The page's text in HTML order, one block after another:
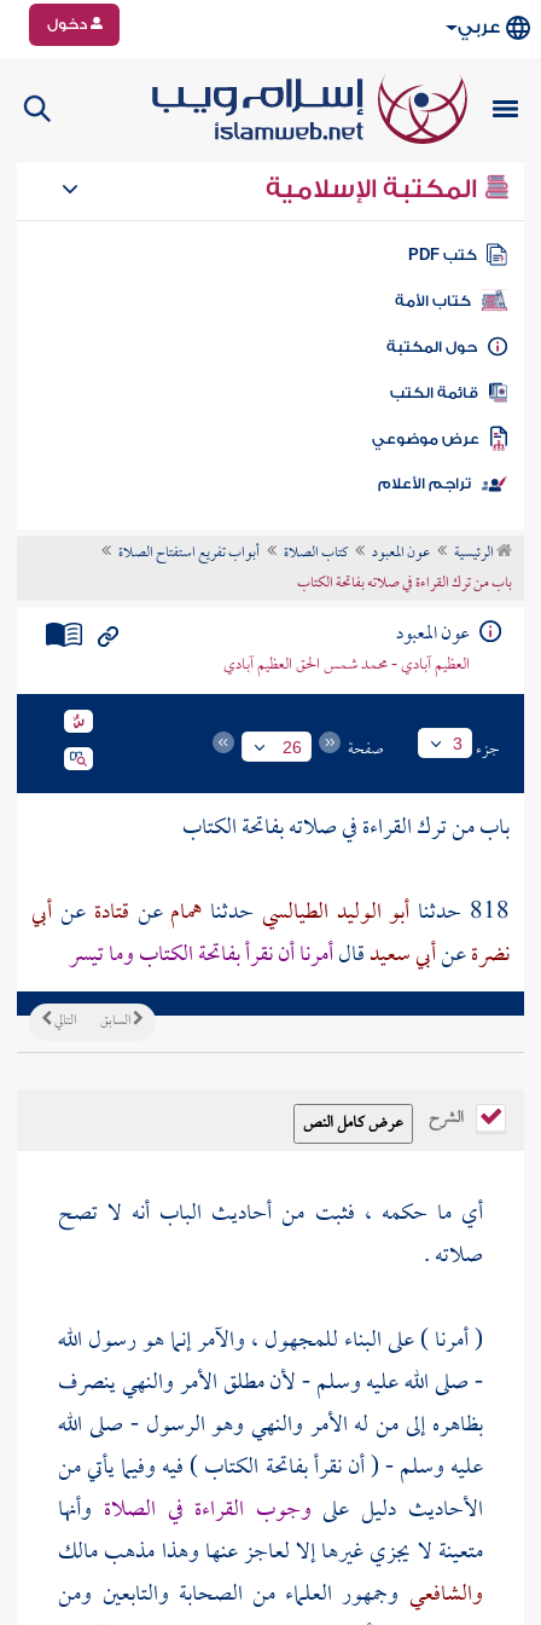
عربي دخول
المكتبة الإسلامية
كتب PDF
كتاب الأمة
المكتبة
الكتب
موضوعي
تراجم الأعلام
الرئيسية عون المعبود كتاب الصلاة
أبواب تفريع استفتاح الصلاة
باب من ترك القراءة في صلاته بفاتحة الكتاب
عون المعبود
العظيم آبادي - محمد شمس الحق العظيم آبادي
جزء 3 صفحة 26
باب من ترك القراءة في صلاته بفاتحة الكتاب
818 حدثنا
أبو الوليد الطيالسي حدثنا همامعن قتادة عنأبي
نضرةعنأبي سعيدقالأمرنا أن نقرأ بفاتحة الكتاب وما تيسر
التالي السابق
الشرح
أي ما حكمه ، فثبت من أحاديث الباب أنه لا تصح
صلاته .
( أمرنا ) على البناء للمجهول ، والآمر إنما هو رسول الله
- صلى الله عليه وسلم - لأن مطلق الأمر والنهي ينصرف
بظاهره إلى من له الأمر والنهي وهو الرسول - صلى الله
عليه وسلم - ( أن نقرأ بفاتحة الكتاب ) فيه وفيما يأتي من
الأحاديث دليل على وجوب القراءة في الصلاة وأنها
متعينة لا يجزي غيرها إلا لعاجز عنها وهذا مذهبمالك
والشافعي وجمهور العلماء من الصحابة والتابعين ومن